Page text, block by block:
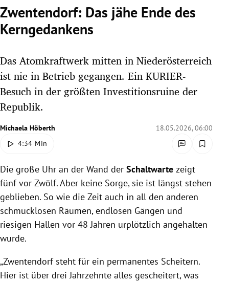
Untermenü
Untermenü
Untermenü
Untermenü
Untermenü
Untermenü
Untermenü
Zwentendorf: Das jähe Ende des
Kerngedankens
Das Atomkraftwerk mitten in Niederösterreich
ist nie in Betrieb gegangen. Ein KURIER-
Besuch in der größten Investitionsruine der
Republik.
Michaela Höberth
18.05.2026, 06:00
4:34 Min
Die große Uhr an der Wand der Schaltwarte zeigt
fünf vor Zwölf. Aber keine Sorge, sie ist längst stehen
geblieben. So wie die Zeit auch in all den anderen
schmucklosen Räumen, endlosen Gängen und
riesigen Hallen vor 48 Jahren urplötzlich angehalten
wurde.
„Zwentendorf steht für ein permanentes Scheitern.
Hier ist über drei Jahrzehnte alles gescheitert, was